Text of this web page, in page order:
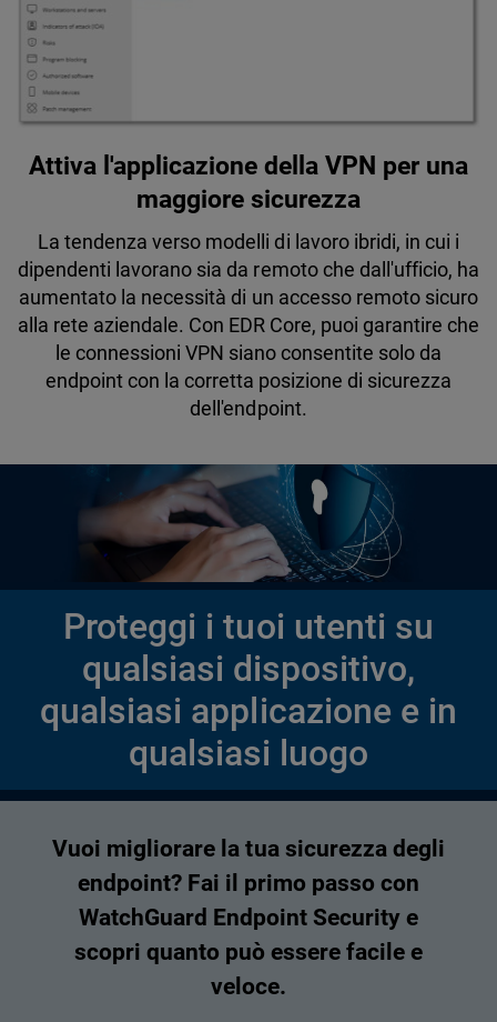
Attiva l'applicazione della VPN per una
maggiore sicurezza
La tendenza verso modelli di lavoro ibridi, in cui i
dipendenti lavorano sia da remoto che dall'ufficio, ha
aumentato la necessità di un accesso remoto sicuro
alla rete aziendale. Con EDR Core, puoi garantire che
le connessioni VPN siano consentite solo da
endpoint con la corretta posizione di sicurezza
dell'endpoint.
Proteggi i tuoi utenti su
qualsiasi dispositivo,
qualsiasi applicazione e in
qualsiasi luogo
Vuoi migliorare la tua sicurezza degli
endpoint? Fai il primo passo con
WatchGuard Endpoint Security e
scopri quanto può essere facile e
veloce.